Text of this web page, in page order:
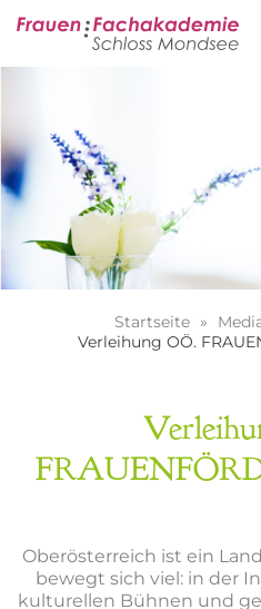
Startseite
Verleihung OÖ.
Oberösterreich ist ein
bewegt sich viel: in der
kulturellen Bühnen und